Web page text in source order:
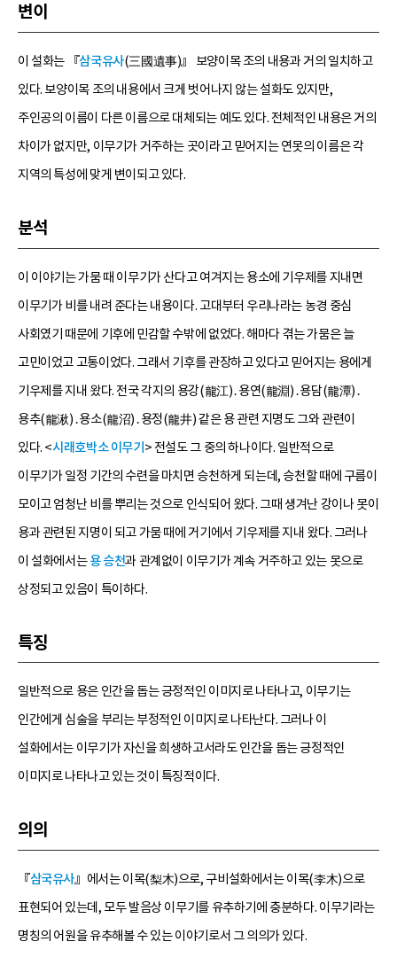
변이
이 설화는 『삼국유사(三國遺事)』 보양이목 조의 내용과 거의 일치하고
있다. 보양이목 조의 내용에서 크게 벗어나지 않는 설화도 있지만,
주인공의 이름이 다른 이름으로 대체되는 예도 있다. 전체적인 내용은 거의
차이가 없지만, 이무기가 거주하는 곳이라고 믿어지는 연못의 이름은 각
지역의 특성에 맞게 변이되고 있다.
분석
이 이야기는 가뭄 때 이무기가 산다고 여겨지는 용소에 기우제를 지내면
이무기가 비를 내려 준다는 내용이다. 고대부터 우리나라는 농경 중심
사회였기 때문에 기후에 민감할 수밖에 없었다. 해마다 겪는 가뭄은 늘
고민이었고 고통이었다. 그래서 기후를 관장하고 있다고 믿어지는 용에게
기우제를 지내 왔다. 전국 각지의 용강(龍江)․용연(龍淵)․용담(龍潭)․
용추(龍湫)․용소(龍沼)․용정(龍井) 같은 용 관련 지명도 그와 관련이
있다. <시래호박소 이무기 > 전설도 그 중의 하나이다. 일반적으로
이무기가 일정 기간의 수련을 마치면 승천하게 되는데, 승천할 때에 구름이
모이고 엄청난 비를 뿌리는 것으로 인식되어 왔다. 그때 생겨난 강이나 못이
용과 관련된 지명이 되고 가뭄 때에 거기에서 기우제를 지내 왔다. 그러나
이 설화에서는용 승천과 관계없이 이무기가 계속 거주하고 있는 못으로
상정되고 있음이 특이하다.
특징
일반적으로 용은 인간을 돕는 긍정적인 이미지로 나타나고, 이무기는
인간에게 심술을 부리는 부정적인 이미지로 나타난다. 그러나 이
설화에서는 이무기가 자신을 희생하고서라도 인간을 돕는 긍정적인
이미지로 나타나고 있는 것이 특징적이다.
의의
『삼국유사』에서는 이목(梨木)으로, 구비설화에서는 이목(李木)으로
표현되어 있는데, 모두 발음상 이무기를 유추하기에 충분하다. 이무기라는
명칭의 어원을 유추해볼 수 있는 이야기로서 그 의의가 있다.